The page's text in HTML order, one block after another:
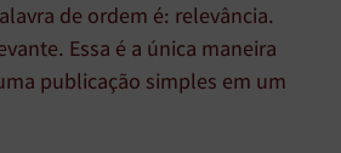
de ordem é: relevância.
Essa é a única maneira
publicação simples em um